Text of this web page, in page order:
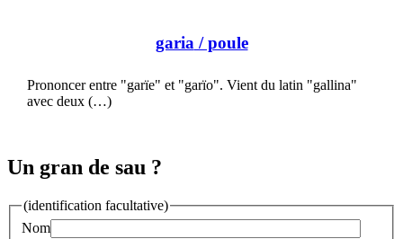
garia / poule
Prononcer entre "garïe" et "garïo". Vient du latin "gallina"
avec deux (…)
Un gran de sau ?
(identification facultative)
Nom